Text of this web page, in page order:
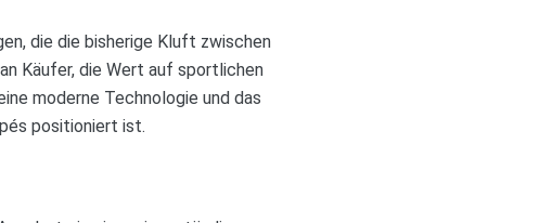
die die bisherige Kluft zwischen
Käufer, die Wert auf sportlichen
moderne Technologie und das
positioniert ist.